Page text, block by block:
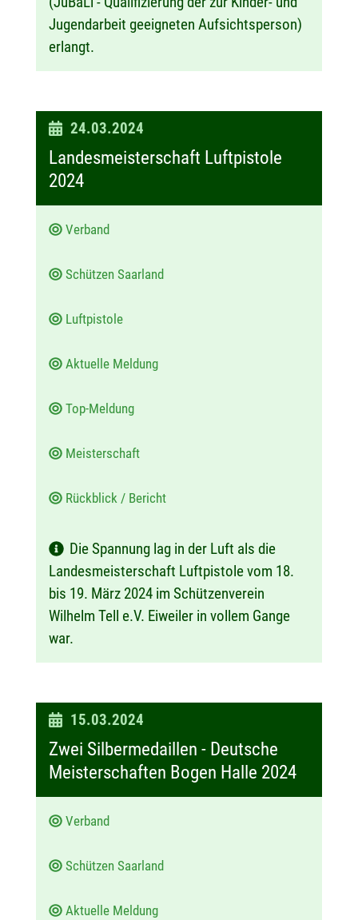
Jugendarbeit geeigneten Aufsichtsperson)
erlangt.
D
a
t
:
24.03.2024
Landesmeisterschaft Luftpistole
2024
Verband
Schützen Saarland
Luftpistole
Aktuelle Meldung
Top-Meldung
Meisterschaft
Rückblick / Bericht
Die Spannung lag in der Luft als die
Landesmeisterschaft Luftpistole vom 18.
bis 19. März 2024 im Schützenverein
Wilhelm Tell e.V. Eiweiler in vollem Gange
war.
D
a
:
15.03.2024
Zwei Silbermedaillen - Deutsche
Meisterschaften Bogen Halle 2024
Verband
Schützen Saarland
Aktuelle Meldung